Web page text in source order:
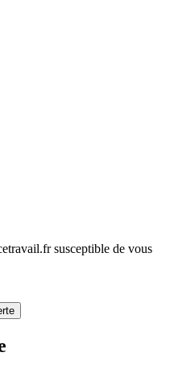
susceptible de vous